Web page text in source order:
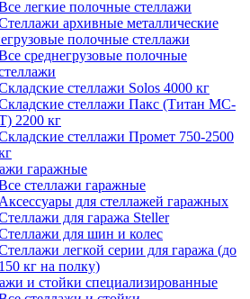
легкие полочные стеллажи
архивные металлические
полочные стеллажи
среднегрузовые полочные
стеллажи Solos 4000 кг
стеллажи Пакс (Титан МС-
2200 кг
стеллажи Промет 750-2500
гаражные
стеллажи гаражные
Аксессуары для стеллажей гаражных
для гаража Steller
для шин и колес
легкой серии для гаража (до
150 кг на полку)
и стойки специализированные